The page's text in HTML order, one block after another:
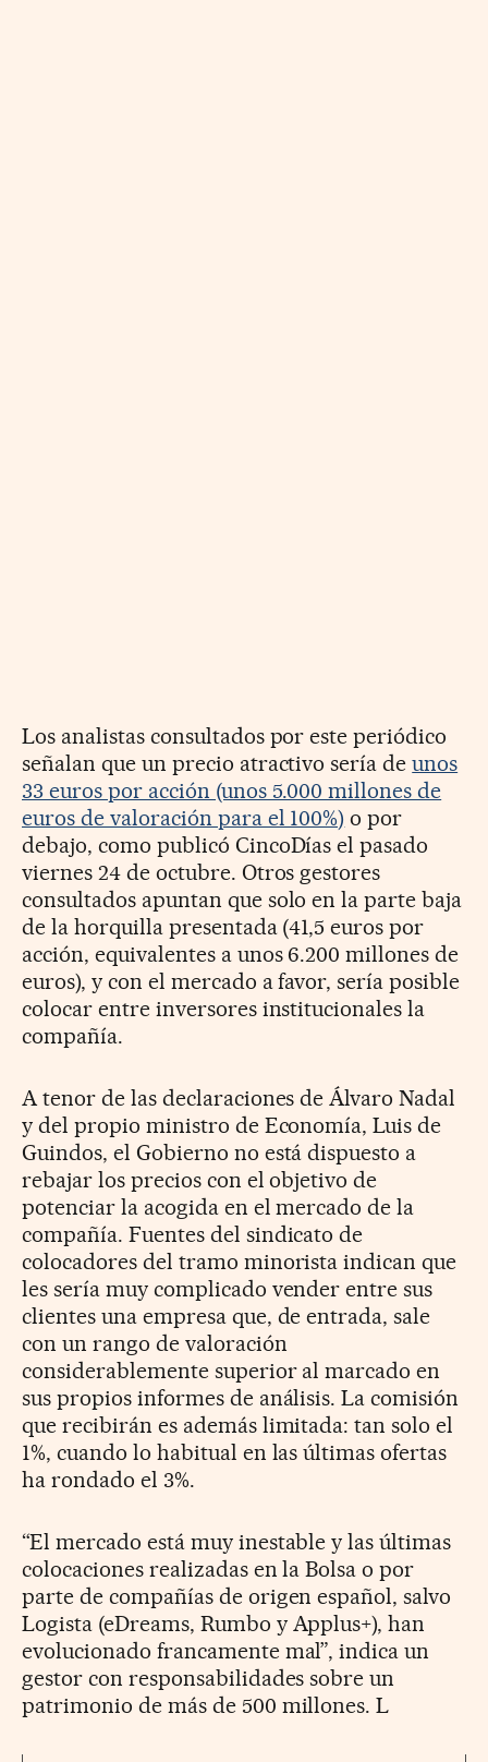
Los analistas consultados por este periódico
señalan que un precio atractivo sería deunos
33 euros por acción (unos 5.000 millones de
euros de valoración para el 100%) o por
debajo, como publicó CincoDías el pasado
viernes 24 de octubre. Otros gestores
consultados apuntan que solo en la parte baja
de la horquilla presentada (41,5 euros por
acción, equivalentes a unos 6.200 millones de
euros), y con el mercado a favor, sería posible
colocar entre inversores institucionales la
compañía.
A tenor de las declaraciones de Álvaro Nadal
y del propio ministro de Economía, Luis de
Guindos, el Gobierno no está dispuesto a
rebajar los precios con el objetivo de
potenciar la acogida en el mercado de la
compañía. Fuentes del sindicato de
colocadores del tramo minorista indican que
les sería muy complicado vender entre sus
clientes una empresa que, de entrada, sale
con un rango de valoración
considerablemente superior al marcado en
sus propios informes de análisis. La comisión
que recibirán es además limitada: tan solo el
1%, cuando lo habitual en las últimas ofertas
ha rondado el 3%.
“El mercado está muy inestable y las últimas
colocaciones realizadas en la Bolsa o por
parte de compañías de origen español, salvo
Logista (eDreams, Rumbo y Applus+), han
evolucionado francamente mal”, indica un
gestor con responsabilidades sobre un
patrimonio de más de 500 millones. L